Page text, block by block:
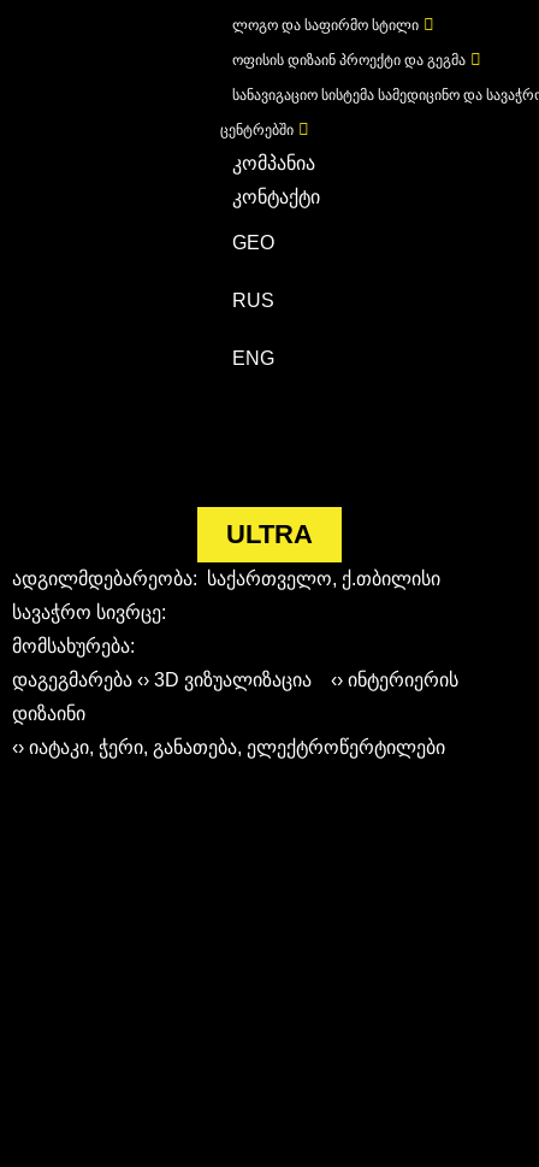
ლოგო და საფირმო სტილი
ოფისის დიზაინ პროექტი და გეგმა
სანავიგაციო სისტემა სამედიცინო და
ცენტრებში
კომპანია
კონტაქტი
GEO
RUS
ENG
ULTRA
ადგილმდებარეობა: საქართველო, ქ.თბილისი
სავაჭრო სივრცე:
მომსახურება:
დაგეგმარება ‹› 3D ვიზუალიზაცია ‹› ინტერიერის
დიზაინი
‹› იატაკი, ჭერი, განათება, ელექტროწერტილები